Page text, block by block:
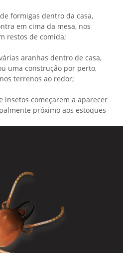
formigas dentro da casa,
em cima da mesa, nos
restos de comida;
aranhas dentro de casa,
uma construção por perto,
terrenos ao redor;
insetos começarem a aparecer
próximo aos estoques